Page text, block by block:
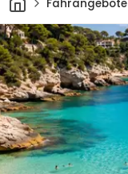
Fährangebote